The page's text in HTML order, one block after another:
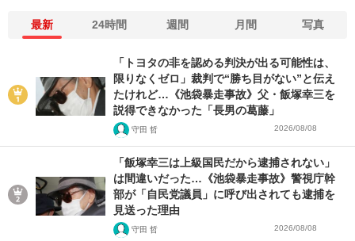
最新 24時間 週間 月間 写真
「トヨタの非を認める判決が出る可能性は、
限りなくゼロ」裁判で“勝ち目がない”と伝え
たけれど…《池袋暴走事故》父・飯塚幸三を
説得できなかった「長男の葛藤」
守田 哲 2026/08/08
「飯塚幸三は上級国民だから逮捕されない」
は間違いだった…《池袋暴走事故》警視庁幹
部が「自民党議員」に呼び出されても逮捕を
見送った理由
守田 哲 2026/08/08